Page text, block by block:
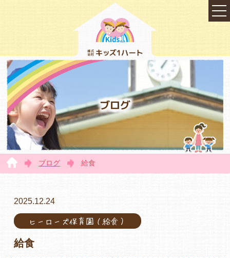
会社概要
ブログ
ブログ 給食
2025.12.24
ヒーローズ保育園（給食）
給食